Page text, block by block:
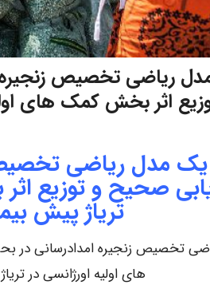
ریاضی تخصیص زنجیره
اثر بخش کمک های
مدل ریاضی تخصیص
صحیح و توزیع
تریاژ پیش
تخصیص زنجیره امدادرسانی در
های اولیه اورژانسی در